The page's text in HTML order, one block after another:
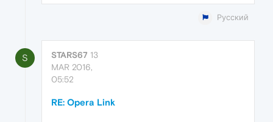
Русский
S STARS67 13
MAR 2016,
05:52
RE: Opera Link